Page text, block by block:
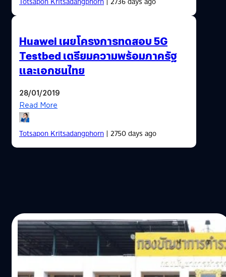
Huawei เผยโครงการทดสอบ 5G
Testbed เตรียมความพร้อมภาครัฐ
และเอกชนไทย
28/01/2019
Read More
Totsapon Kritsadangphorn| 2750 days ago
31/10/2018
AIS นำ IoT หนุนกองตำรวจนครบาล 1 เพิ่ม
ศักยภาพการทำงานตำรวจยุค Thailand 4.0